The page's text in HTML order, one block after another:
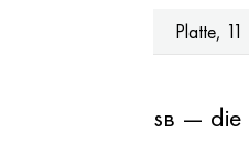
Platte,
ѕв — die